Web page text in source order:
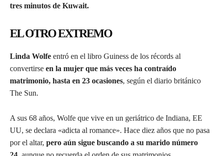
tres minutos de Kuwait.
EL OTRO EXTREMO
Linda Wolfe entró en el libro Guiness de los récords al
convertirse en la mujer que más veces ha contraído
matrimonio, hasta en 23 ocasiones, según el diario británico
The Sun.
A sus 68 años, Wolfe que vive en un geriátrico de Indiana, EE
UU, se declara «adicta al romance». Hace diez años que no pasa
por el altar, pero aún sigue buscando a su marido número